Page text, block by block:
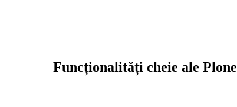
Funcționalități cheie ale Plone